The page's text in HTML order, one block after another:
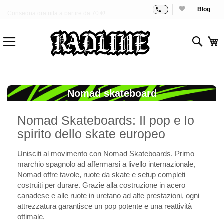
Blog
Nomad skateboard
Nomad Skateboards: Il pop e lo
spirito dello skate europeo
Unisciti al movimento con Nomad Skateboards. Primo
marchio spagnolo ad affermarsi a livello internazionale,
Nomad offre tavole, ruote da skate e setup completi
costruiti per durare. Grazie alla costruzione in acero
canadese e alle ruote in uretano ad alte prestazioni, ogni
attrezzatura garantisce un pop potente e una reattività
ottimale.